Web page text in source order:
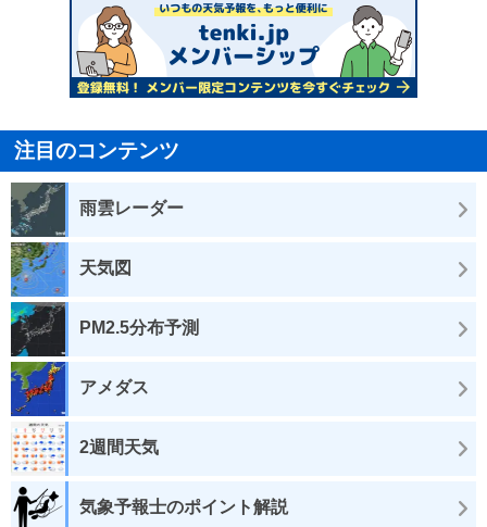
注目のコンテンツ
雨雲レーダー
天気図
PM2.5分布予測
アメダス
2週間天気
気象予報士のポイント解説